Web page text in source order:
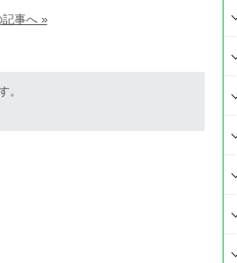
記事へ »
。